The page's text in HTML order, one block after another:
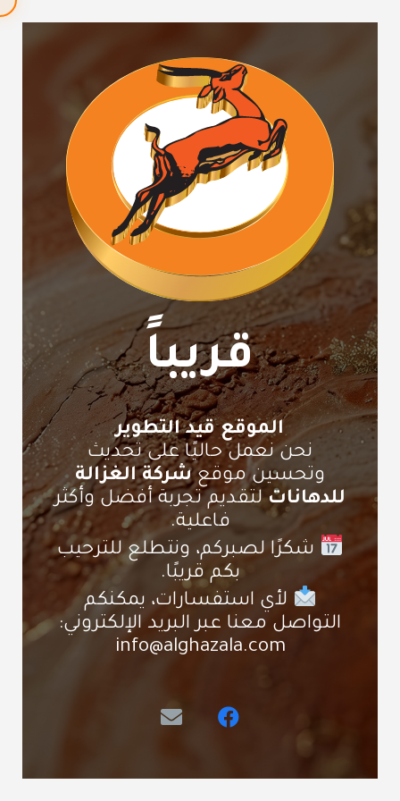
قريباً
الموقع قيد التطوير
نحن نعمل حاليًا على تحديث
وتحسين موقعشركة الغزالة
للدهاناتلتقديم تجربة أفضل وأكثر
فاعلية.
شكرًا لصبركم، ونتطلع للترحيب
بكم قريبًا.
لأي استفسارات، يمكنكم
التواصل معنا عبر البريد الإلكتروني:
info@alghazala.com